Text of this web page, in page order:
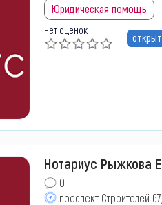
Юридическая помощь
нет оценок
Нотариус Рыжкова
0
проспект Строителей